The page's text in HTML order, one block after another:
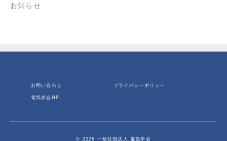
お知らせ
お問い合わせ プライバシーポリシー
電気学会HP
© 2026 一般社団法人 電気学会